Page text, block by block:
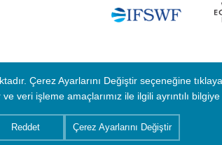
Çerez Ayarlarını Değiştir seçeneğine
veri işleme amaçlarımız ile ilgili ayrıntılı
Reddet Çerez Ayarlarını Değiştir
KVK Politikası